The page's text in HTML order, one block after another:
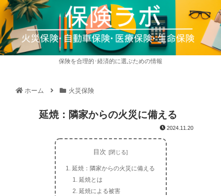
保険を合理的･経済的に選ぶための情報
ホーム 火災保険
延焼：隣家からの火災に備える
2024.11.20
目次
延焼：隣家からの火災に備える
延焼とは
延焼による被害